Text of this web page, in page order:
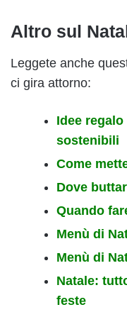
Altro sul
Leggete anche
ci gira attorno:
Idee
sostenibili
Come
Dove
Quando
Menù di
Menù di
Natale:
feste